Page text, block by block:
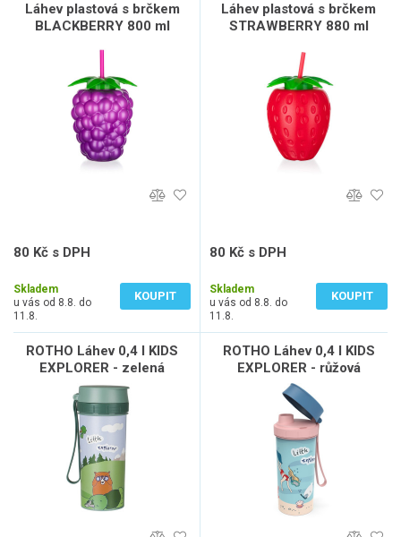
Láhev plastová s brčkem
BLACKBERRY 800 ml
80 Kč s DPH
Skladem
u vás od 8.8. do
11.8.
KOUPIT
Láhev plastová s brčkem
STRAWBERRY 880 ml
80 Kč s DPH
Skladem
u vás od 8.8. do
11.8.
KOUPIT
ROTHO Láhev 0,4 l KIDS
EXPLORER - zelená
ROTHO Láhev 0,4 l KIDS
EXPLORER - růžová